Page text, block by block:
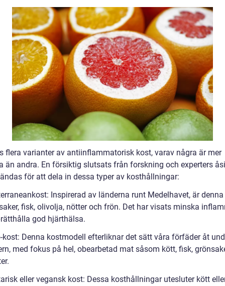
flera varianter av antiinflammatorisk kost, varav några är mer
än andra. En försiktig slutsats från forskning och experters
för att dela in dessa typer av kosthållningar:
Inspirerad av länderna runt Medelhavet, är
fisk, olivolja, nötter och frön. Det har visats minska
god hjärthälsa.
kost: Denna kostmodell efterliknar det sätt våra förfäder åt
med fokus på hel, obearbetad mat såsom kött, fisk,
eller vegansk kost: Dessa kosthållningar utesluter kött